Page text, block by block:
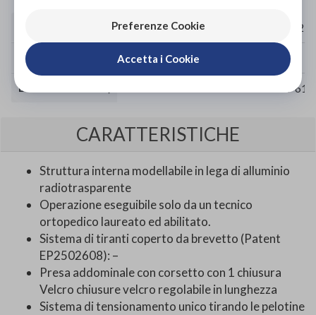
CIRCONFERENZA BACINO (CM)
70-125 70-125 70-125
XS S L
DISTANZA T1-L5 (CM) 54-61
CARATTERISTICHE
Struttura interna modellabile in lega di alluminio
radiotrasparente
Operazione eseguibile solo da un tecnico
ortopedico laureato ed abilitato.
Sistema di tiranti coperto da brevetto (Patent
EP2502608): –
Presa addominale con corsetto con 1 chiusura
Velcro chiusure velcro regolabile in lunghezza
Sistema di tensionamento unico tirando le pelotine
Preferenze Cookie
Accetta i Cookie